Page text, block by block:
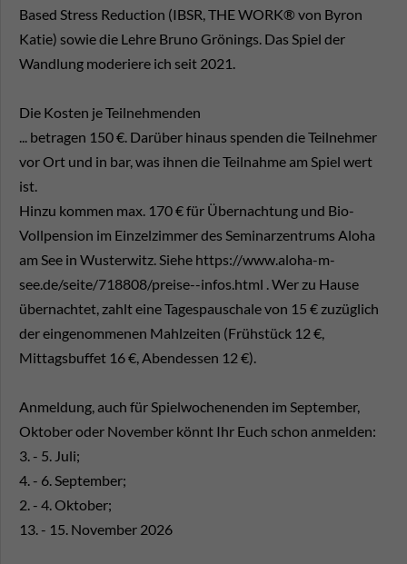
Based Stress Reduction (IBSR, THE WORK® von Byron
Katie) sowie die Lehre Bruno Grönings. Das Spiel der
Wandlung moderiere ich seit 2021.
Die Kosten je Teilnehmenden
... betragen 150 €. Darüber hinaus spenden die Teilnehmer
vor Ort und in bar, was ihnen die Teilnahme am Spiel wert
ist.
Hinzu kommen max. 170 € für Übernachtung und Bio-
Vollpension im Einzelzimmer des Seminarzentrums Aloha
am See in Wusterwitz. Siehe https://www.aloha-m-
see.de/seite/718808/preise--infos.html . Wer zu Hause
übernachtet, zahlt eine Tagespauschale von 15 € zuzüglich
der eingenommenen Mahlzeiten (Frühstück 12 €,
Mittagsbuffet 16 €, Abendessen 12 €).
Anmeldung, auch für Spielwochenenden im September,
Oktober oder November könnt Ihr Euch schon anmelden:
3. - 5. Juli;
4. - 6. September;
2. - 4. Oktober;
13. - 15. November 2026